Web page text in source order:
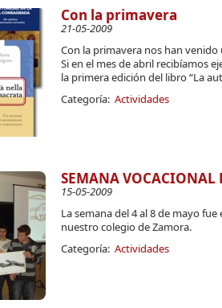
Con la primavera
21-05-2009
Con la primavera nos han
Si en el mes de abril recibíamos
la primera edición del libro “La
Categoría: Actividades
SEMANA VOCACIONAL
15-05-2009
La semana del 4 al 8 de mayo
nuestro colegio de Zamora.
Categoría: Actividades